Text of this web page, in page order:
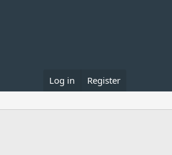
Log in Register